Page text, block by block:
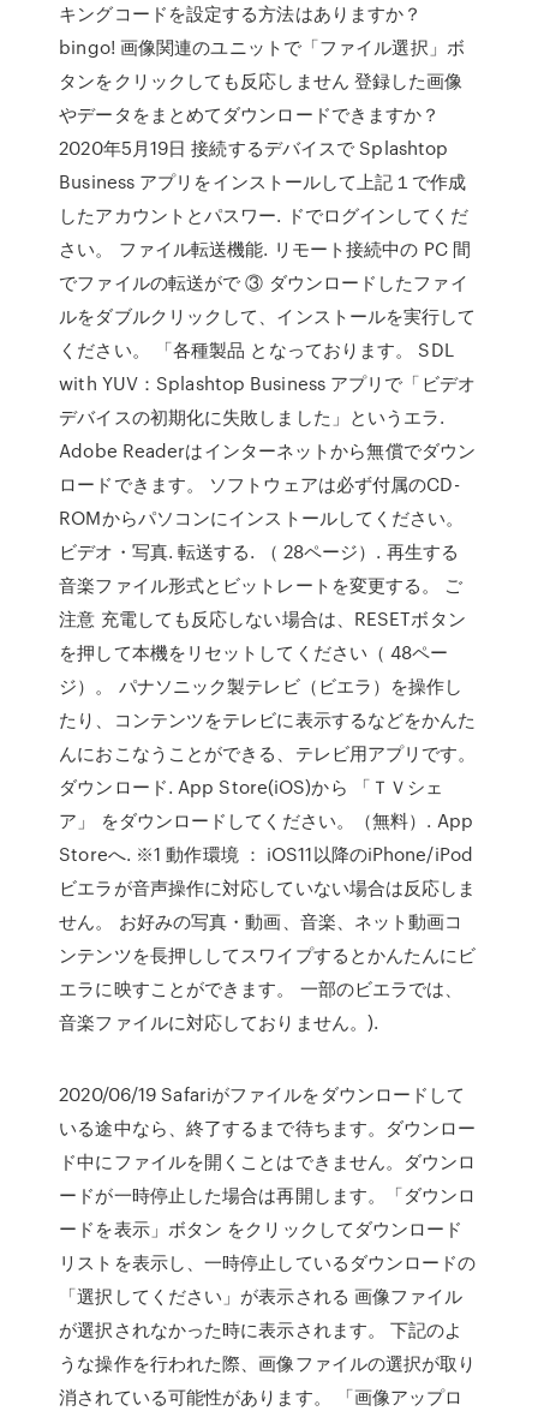
キングコードを設定する方法はありますか？
bingo! 画像関連のユニットで「ファイル選択」ボ
タンをクリックしても反応しません 登録した画像
やデータをまとめてダウンロードできますか？
2020年5月19日 接続するデバイスで Splashtop
Business アプリをインストールして上記１で作成
したアカウントとパスワー. ドでログインしてくだ
さい。 ファイル転送機能. リモート接続中の PC 間
でファイルの転送がで ③ ダウンロードしたファイ
ルをダブルクリックして、インストールを実行して
ください。 「各種製品 となっております。 SDL
with YUV：Splashtop Business アプリで「ビデオ
デバイスの初期化に失敗しました」というエラ.
Adobe Readerはインターネットから無償でダウン
ロードできます。 ソフトウェアは必ず付属のCD-
ROMからパソコンにインストールしてください。
ビデオ・写真. 転送する. （ 28ページ）. 再生する
音楽ファイル形式とビットレートを変更する。 ご
注意 充電しても反応しない場合は、RESETボタン
を押して本機をリセットしてください（ 48ペー
ジ）。 パナソニック製テレビ（ビエラ）を操作し
たり、コンテンツをテレビに表示するなどをかんた
んにおこなうことができる、テレビ用アプリです。
ダウンロード. App Store(iOS)から 「ＴＶシェ
ア」 をダウンロードしてください。（無料）. App
Storeへ. ※1 動作環境 ： iOS11以降のiPhone/iPod
ビエラが音声操作に対応していない場合は反応しま
せん。 お好みの写真・動画、音楽、ネット動画コ
ンテンツを長押ししてスワイプするとかんたんにビ
エラに映すことができます。 一部のビエラでは、
音楽ファイルに対応しておりません。).
2020/06/19 Safariがファイルをダウンロードして
いる途中なら、終了するまで待ちます。ダウンロー
ド中にファイルを開くことはできません。ダウンロ
ードが一時停止した場合は再開します。「ダウンロ
ードを表示」ボタン をクリックしてダウンロード
リストを表示し、一時停止しているダウンロードの
「選択してください」が表示される 画像ファイル
が選択されなかった時に表示されます。 下記のよ
うな操作を行われた際、画像ファイルの選択が取り
消されている可能性があります。 「画像アップロ